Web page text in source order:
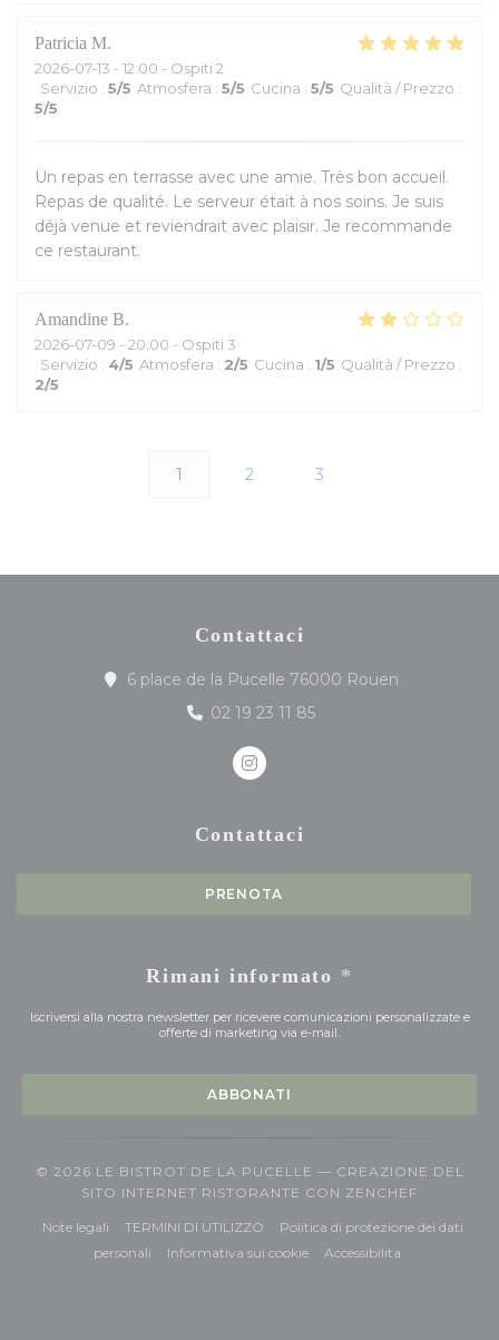
Patricia M
2026-07-13 - 12:00 - Ospiti 2
Servizio : 5/5 Atmosfera : 5/5 Cucina : 5/5 Qualità / Prezzo :
5/5
Un repas en terrasse avec une amie. Très bon accueil.
Repas de qualité. Le serveur était à nos soins. Je suis
déjà venue et reviendrait avec plaisir. Je recommande
ce restaurant.
Amandine B
2026-07-09 - 20:00 - Ospiti 3
Servizio : 4/5 Atmosfera : 2/5 Cucina : 1/5 Qualità / Prezzo :
2/5
1 2 3
Contattaci
6 place de la Pucelle 76000 Rouen((apre una
02 19 23 11 85
Instagram ((apre una
Contattaci
PRENOTA
Rimani informato *
Iscriversi alla nostra newsletter per ricevere comunicazioni personalizzate e
offerte di marketing via e-mail.
ABBONATI
© 2026 LE BISTROT DE LA PUCELLE — CREAZIONE DEL
SITO INTERNET RISTORANTE CON ZENCHEF
Note legali((apre una nuova finestra))
TERMINI DI UTILIZZO((apre una nuova finestra))
Politica di protezione dei dati
personali((apre una nuova finestra))
Informativa sui cookie((apre una nuova finestra))
Accessibilita((apre una